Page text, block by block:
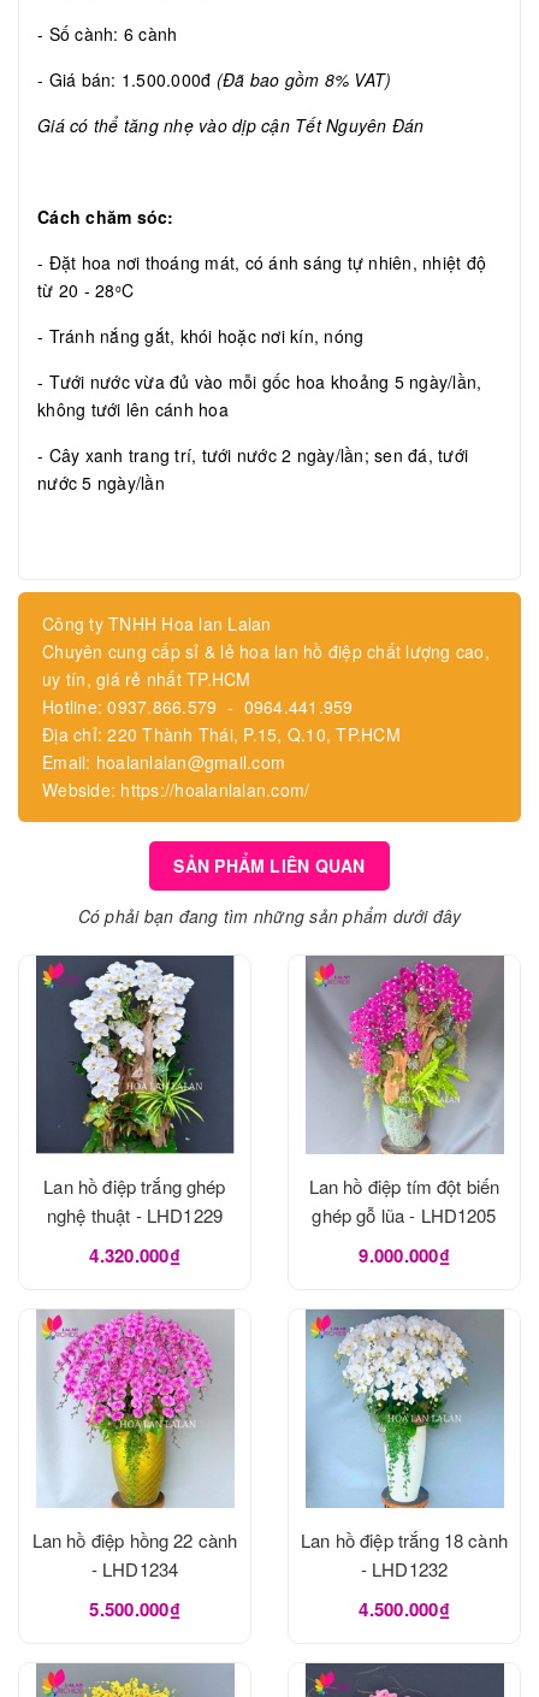
- Số cành: 6 cành
- Giá bán: 1.500.000đ (Đã bao gồm 8% VAT)
Giá có thể tăng nhẹ vào dịp cận Tết Nguyên Đán
Cách chăm sóc:
- Đặt hoa nơi thoáng mát, có ánh sáng tự nhiên, nhiệt độ
từ 20 - 28oC
- Tránh nắng gắt, khói hoặc nơi kín, nóng
- Tưới nước vừa đủ vào mỗi gốc hoa khoảng 5 ngày/lần,
không tưới lên cánh hoa
- Cây xanh trang trí, tưới nước 2 ngày/lần; sen đá, tưới
nước 5 ngày/lần
Công ty TNHH Hoa lan Lalan
Chuyên cung cấp sỉ & lẻ hoa lan hồ điệp chất lượng cao,
uy tín, giá rẻ nhất TP.HCM
Hotline: 0937.866.579 - 0964.441.959
Địa chỉ: 220 Thành Thái, P.15, Q.10, TP.HCM
Email: hoalanlalan@gmail.com
Webside: https://hoalanlalan.com/
SẢN PHẨM LIÊN QUAN
Có phải bạn đang tìm những sản phẩm dưới đây
Lan hồ điệp trắng ghép
nghệ thuật - LHD1229
4.320.000₫
Lan hồ điệp tím đột biến
ghép gỗ lũa - LHD1205
9.000.000₫
Lan hồ điệp hồng 22 cành
- LHD1234
5.500.000₫
Lan hồ điệp trắng 18 cành
- LHD1232
4.500.000₫